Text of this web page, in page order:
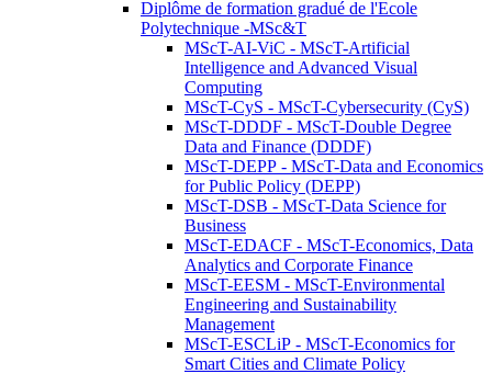
Diplôme de formation gradué de l'Ecole
Polytechnique -MSc&T
MScT-AI-ViC - MScT-Artificial
Intelligence and Advanced Visual
Computing
MScT-CyS - MScT-Cybersecurity (CyS)
MScT-DDDF - MScT-Double Degree
Data and Finance (DDDF)
MScT-DEPP - MScT-Data and Economics
for Public Policy (DEPP)
MScT-DSB - MScT-Data Science for
Business
MScT-EDACF - MScT-Economics, Data
Analytics and Corporate Finance
MScT-EESM - MScT-Environmental
Engineering and Sustainability
Management
MScT-ESCLiP - MScT-Economics for
Smart Cities and Climate Policy